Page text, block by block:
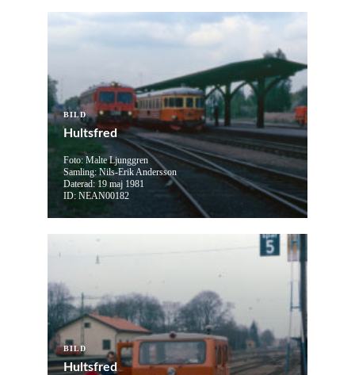
BILD
Hultsfred
Foto: Malte Ljunggren
Samling: Nils-Erik Andersson
Daterad: 19 maj 1981
ID: NEAN00182
BILD
Hultsfred